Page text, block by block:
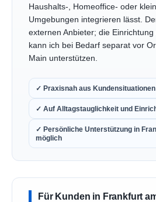
Haushalts-, Homeoffice- oder
Umgebungen integrieren lässt.
externen Anbieter; die
kann ich bei Bedarf separat vor
Main unterstützen.
✓ Praxisnah aus
✓ Auf Alltagstauglichkeit und
✓ Persönliche Unterstützung in
möglich
Für Kunden in Frankfurt